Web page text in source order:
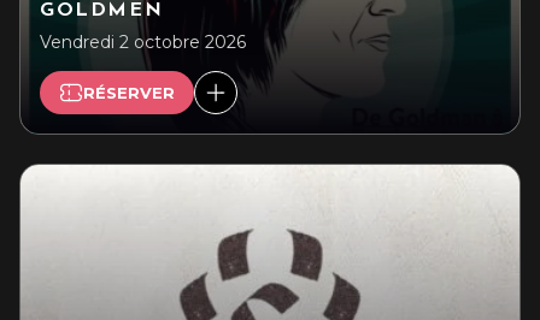
GOLDMEN
Vendredi 2 octobre 2026
RÉSERVER